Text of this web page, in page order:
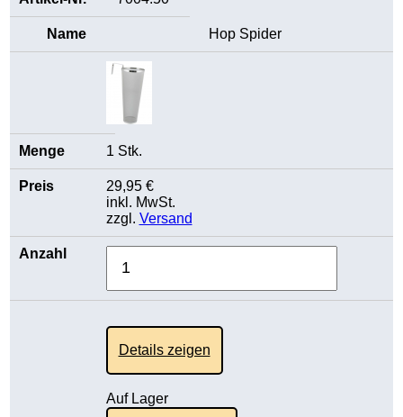
Hop Spider
1 Stk.
29,95 €
inkl. MwSt.
zzgl. Versand
Details zeigen
Auf Lager